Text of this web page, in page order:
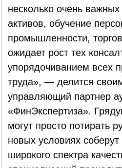
несколько очень
активов, обучение
промышленности,
ожидает рост тех
упорядочиванием всех
труда», — делится
управляющий партнер
«ФинЭкспертиза».
могут просто потирать
новых условиях
широкого спектра